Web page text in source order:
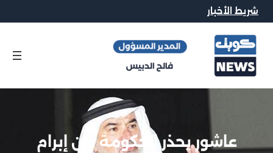
شريط الأخبار
عاشور يحذر الحكومة من إبرام